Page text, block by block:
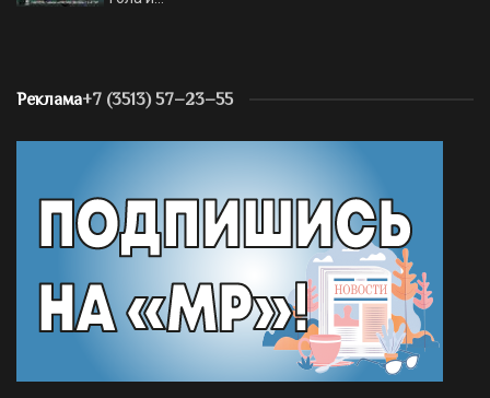
Реклама+7 (3513) 57–23–55